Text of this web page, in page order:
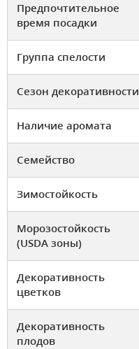
Предпочтительное
время посадки
Группа спелости
Сезон декоративности
Наличие аромата
Семейство
Зимостойкость
Морозостойкость
(USDA зоны)
Декоративность
цветков
Декоративность
плодов